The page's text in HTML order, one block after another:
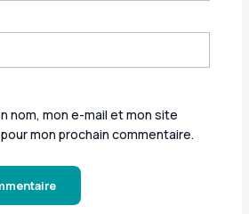
nom, mon e-mail et mon site
mon prochain commentaire.